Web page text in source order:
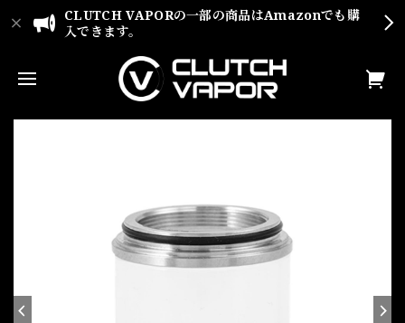
CLUTCH VAPORの一部の商品はAmazonでも購
入できます。